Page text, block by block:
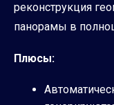
реконструкция
панорамы в
Плюсы: